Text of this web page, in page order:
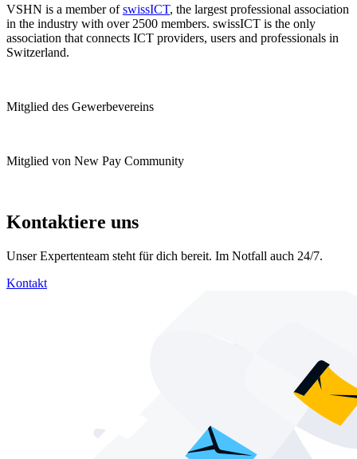
VSHN is a member ofswissICT, the largest professional association
in the industry with over 2500 members. swissICT is the only
association that connects ICT providers, users and professionals in
Switzerland.
Mitglied des Gewerbevereins
Mitglied von New Pay Community
Kontaktiere uns
Unser Expertenteam steht für dich bereit. Im Notfall auch 24/7.
Kontakt